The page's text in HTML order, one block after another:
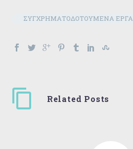
ΣΥΓΧΡΗΜΑΤΟΔΟΤΟΥΜΕΝΑ ΕΡΓΑ
Related Posts